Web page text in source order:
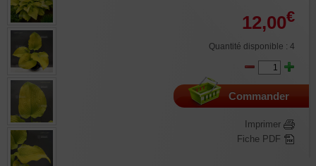
12,00€
Quantité disponible : 4
Commander
Imprimer
Fiche PDF